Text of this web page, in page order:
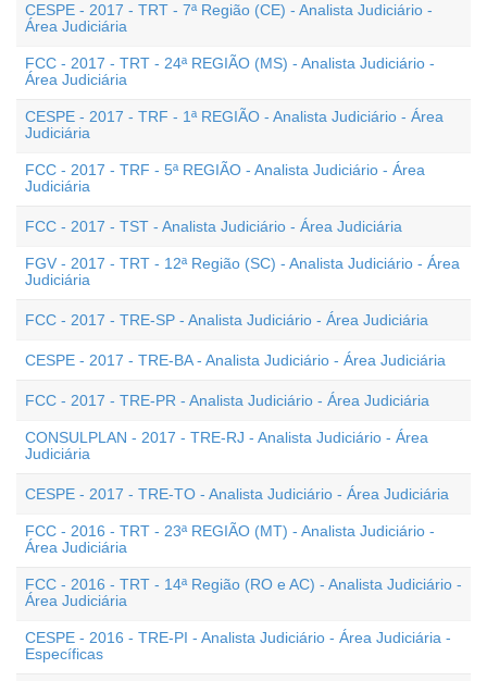
CESPE - 2017 - TRT - 7ª Região (CE) - Analista Judiciário -
Área Judiciária
FCC - 2017 - TRT - 24ª REGIÃO (MS) - Analista Judiciário -
Área Judiciária
CESPE - 2017 - TRF - 1ª REGIÃO - Analista Judiciário - Área
Judiciária
FCC - 2017 - TRF - 5ª REGIÃO - Analista Judiciário - Área
Judiciária
FCC - 2017 - TST - Analista Judiciário - Área Judiciária
FGV - 2017 - TRT - 12ª Região (SC) - Analista Judiciário - Área
Judiciária
FCC - 2017 - TRE-SP - Analista Judiciário - Área Judiciária
CESPE - 2017 - TRE-BA - Analista Judiciário - Área Judiciária
FCC - 2017 - TRE-PR - Analista Judiciário - Área Judiciária
CONSULPLAN - 2017 - TRE-RJ - Analista Judiciário - Área
Judiciária
CESPE - 2017 - TRE-TO - Analista Judiciário - Área Judiciária
FCC - 2016 - TRT - 23ª REGIÃO (MT) - Analista Judiciário -
Área Judiciária
FCC - 2016 - TRT - 14ª Região (RO e AC) - Analista Judiciário -
Área Judiciária
CESPE - 2016 - TRE-PI - Analista Judiciário - Área Judiciária -
Específicas